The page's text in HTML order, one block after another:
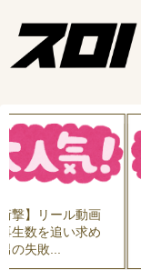
撃】リール動画
生数を追い求め
の失敗...